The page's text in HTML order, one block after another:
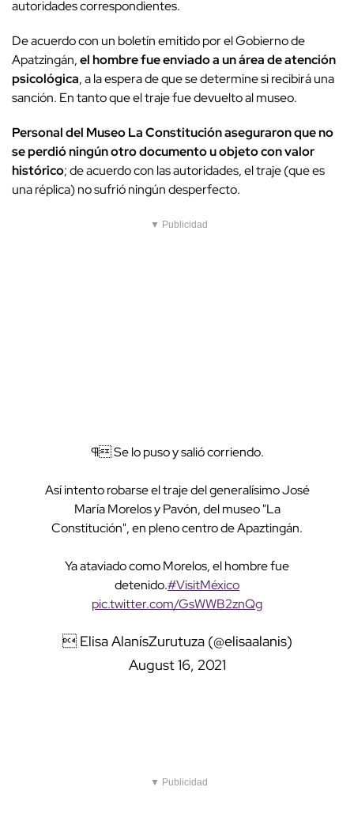
autoridades correspondientes.
De acuerdo con un boletín emitido por el Gobierno de
Apatzingán,el hombre fue enviado a un área de atención
psicológica, a la espera de que se determine si recibirá una
sanción. En tanto que el traje fue devuelto al museo.
Personal del Museo La Constitución aseguraron que no
se perdió ningún otro documento u objeto con valor
histórico; de acuerdo con las autoridades, el traje (que es
una réplica) no sufrió ningún desperfecto.
▼ Publicidad
¶ Se lo puso y salió corriendo.
Así intento robarse el traje del generalísimo José
María Morelos y Pavón, del museo "La
Constitución", en pleno centro de Apaztingán.
Ya ataviado como Morelos, el hombre fue
detenido.#VisitMéxico
pic.twitter.com/GsWWB2znQg
 Elisa AlanísZurutuza (@elisaalanis)
August 16, 2021
▼ Publicidad